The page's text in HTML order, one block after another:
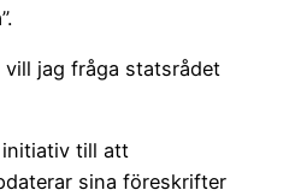
jag fråga statsrådet
till att
sina föreskrifter